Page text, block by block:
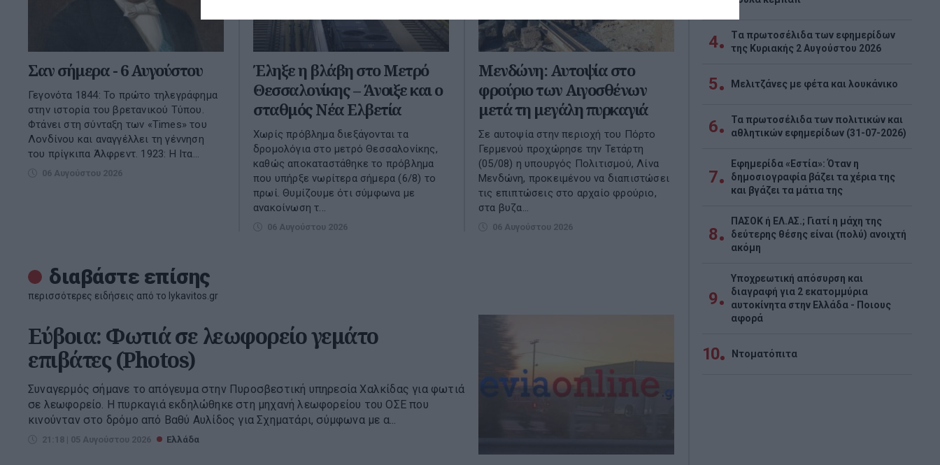
Σαν σήμερα - 6 Αυγούστου
Γεγονότα 1844: Το πρώτο τηλεγράφημα
στην ιστορία του βρετανικού Τύπου.
Φτάνει στη σύνταξη των «Times» του
Λονδίνου και αναγγέλλει τη γέννηση
του πρίγκιπα Άλφρεντ. 1923: Η Ιτα...
06 Αυγούστου 2026
Έληξε η βλάβη στο Μετρό
Θεσσαλονίκης – Άνοιξε και ο
σταθμός Νέα Ελβετία
Χωρίς πρόβλημα διεξάγονται τα
δρομολόγια στο μετρό Θεσσαλονίκης,
καθώς αποκαταστάθηκε το πρόβλημα
που υπήρξε νωρίτερα σήμερα (6/8) το
πρωί. Θυμίζουμε ότι σύμφωνα με
ανακοίνωση τ...
06 Αυγούστου 2026
Μενδώνη: Αυτοψία στο
φρούριο των Αιγοσθένων
μετά τη μεγάλη πυρκαγιά
Σε αυτοψία στην περιοχή του Πόρτο
Γερμενού προχώρησε την Τετάρτη
(05/08) η υπουργός Πολιτισμού, Λίνα
Μενδώνη, προκειμένου να διαπιστώσει
τις επιπτώσεις στο αρχαίο φρούριο,
στα βυζα...
06 Αυγούστου 2026
διαβάστε επίσης
περισσότερες ειδήσεις από το lykavitos.gr
Εύβοια: Φωτιά σε λεωφορείο γεμάτο
επιβάτες (Photos)
Συναγερμός σήμανε το απόγευμα στην Πυροσβεστική υπηρεσία Χαλκίδας για φωτιά
σε λεωφορείο. Η πυρκαγιά εκδηλώθηκε στη μηχανή λεωφορείου του ΟΣΕ που
κινούνταν στο δρόμο από Βαθύ Αυλίδος για Σχηματάρι, σύμφωνα με α...
21:18 | 05 Αυγούστου 2026 Ελλάδα
4
Tα πρωτοσέλιδα των εφημερίδων
της Κυριακής 2 Αυγούστου 2026
5 Μελιτζάνες με φέτα και λουκάνικο
6
Τα πρωτοσέλιδα των πολιτικών και
αθλητικών εφημερίδων (31-07-2026)
7
Εφημερίδα «Εστία»: Όταν η
δημοσιογραφία βάζει τα χέρια της
και βγάζει τα μάτια της
8
ΠΑΣΟΚ ή ΕΛ.ΑΣ.; Γιατί η μάχη της
δεύτερης θέσης είναι (πολύ) ανοιχτή
ακόμη
9
Υποχρεωτική απόσυρση και
διαγραφή για 2 εκατομμύρια
αυτοκίνητα στην Ελλάδα - Ποιους
αφορά
10 Ντοματόπιτα